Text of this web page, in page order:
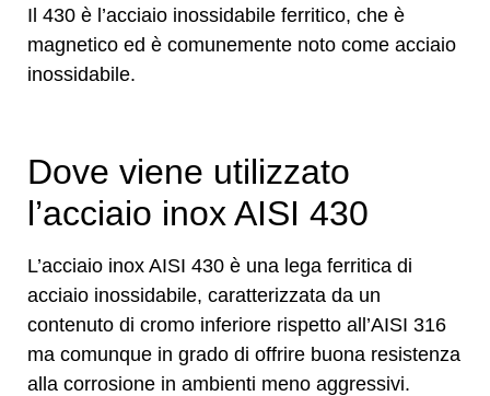
Il 430 è l’acciaio inossidabile ferritico, che è
magnetico ed è comunemente noto come acciaio
inossidabile.
Dove viene utilizzato
l’acciaio inox AISI 430
L’acciaio inox AISI 430 è una lega ferritica di
acciaio inossidabile, caratterizzata da un
contenuto di cromo inferiore rispetto all’AISI 316
ma comunque in grado di offrire buona resistenza
alla corrosione in ambienti meno aggressivi.